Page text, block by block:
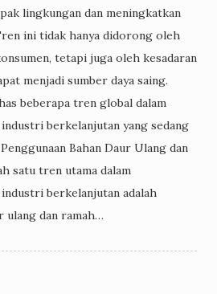
lingkungan dan meningkatkan
ini tidak hanya didorong oleh
tetapi juga oleh kesadaran
menjadi sumber daya saing.
beberapa tren global dalam
berkelanjutan yang sedang
Bahan Daur Ulang dan
satu tren utama dalam
berkelanjutan adalah
ulang dan ramah…